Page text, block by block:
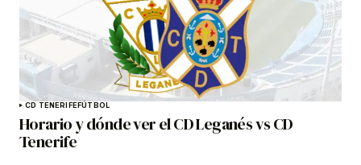
CD TENERIFEFÚTBOL
Horario y dónde ver el CD Leganés vs CD
Tenerife